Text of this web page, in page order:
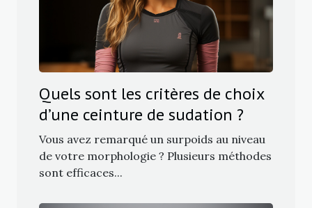
Quels sont les critères de choix
d’une ceinture de sudation ?
Vous avez remarqué un surpoids au niveau
de votre morphologie ? Plusieurs méthodes
sont efficaces...